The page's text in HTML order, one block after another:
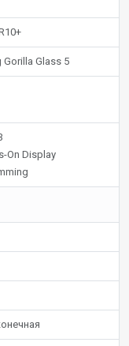
Gorilla Glass 5
On Display